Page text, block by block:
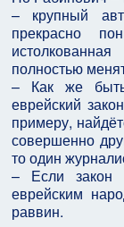
– крупный
прекрасно
полностью
– Как же
еврейский
примеру,
совершенно
то один
– Если закон
еврейским
раввин.